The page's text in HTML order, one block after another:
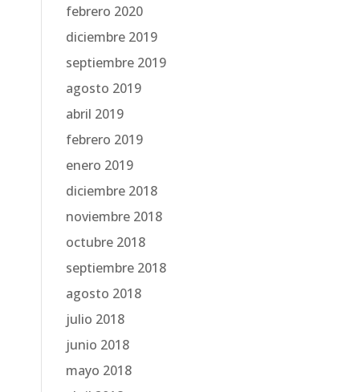
febrero 2020
diciembre 2019
septiembre 2019
agosto 2019
abril 2019
febrero 2019
enero 2019
diciembre 2018
noviembre 2018
octubre 2018
septiembre 2018
agosto 2018
julio 2018
junio 2018
mayo 2018